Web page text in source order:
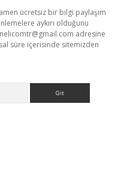
ücretsiz bir bilgi paylaşım
aykırı olduğunu
adresine
süre içerisinde sitemizden